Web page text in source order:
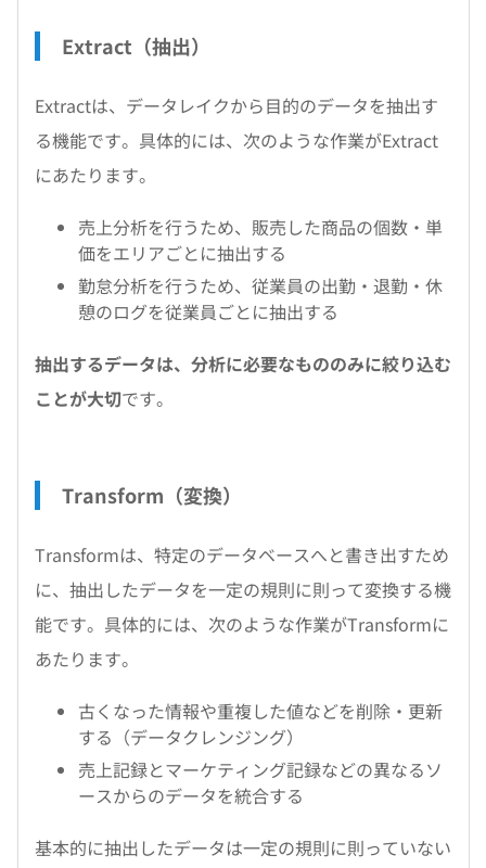
Extract（抽出）
Extractは、データレイクから目的のデータを抽出す
る機能です。具体的には、次のような作業がExtract
にあたります。
売上分析を行うため、販売した商品の個数・単
価をエリアごとに抽出する
勤怠分析を行うため、従業員の出勤・退勤・休
憩のログを従業員ごとに抽出する
抽出するデータは、分析に必要なもののみに絞り込む
ことが大切です。
Transform（変換）
Transformは、特定のデータベースへと書き出すため
に、抽出したデータを一定の規則に則って変換する機
能です。具体的には、次のような作業がTransformに
あたります。
古くなった情報や重複した値などを削除・更新
する（データクレンジング）
売上記録とマーケティング記録などの異なるソ
ースからのデータを統合する
基本的に抽出したデータは一定の規則に則っていない